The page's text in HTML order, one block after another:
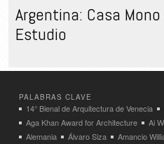
Argentina: Casa
Estudio
PALABRAS CLAVE
14° Bienal de Arquitectura de Venecia
Aga Khan Award for Architecture
Ai
Alemania
Álvaro Siza Amancio